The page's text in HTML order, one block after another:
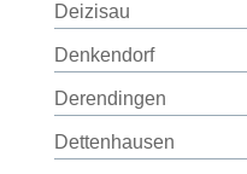
Deizisau
Denkendorf
Derendingen
Dettenhausen